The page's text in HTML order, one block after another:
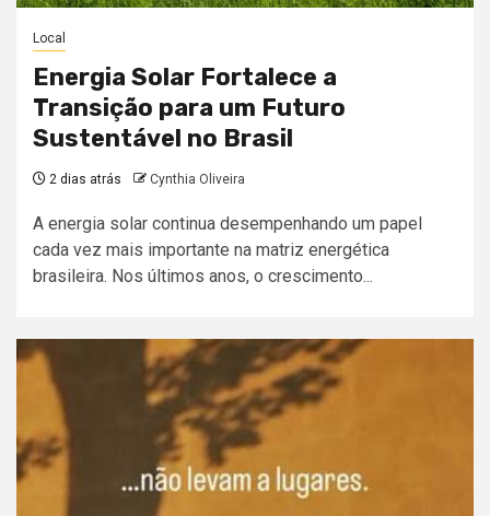
Local
Energia Solar Fortalece a
Transição para um Futuro
Sustentável no Brasil
2 dias atrás Cynthia Oliveira
A energia solar continua desempenhando um papel
cada vez mais importante na matriz energética
brasileira. Nos últimos anos, o crescimento...